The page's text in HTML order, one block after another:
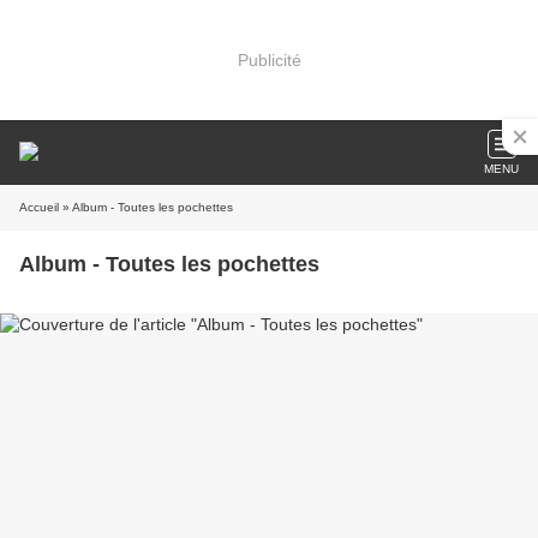
Publicité
MENU
Accueil » Album - Toutes les pochettes
Album - Toutes les pochettes